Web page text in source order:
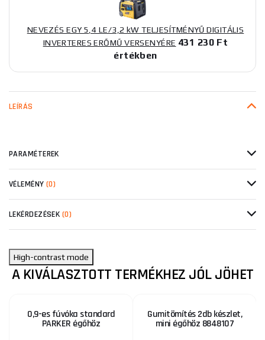
NEVEZÉS EGY 5,4 LE/3,2 kW TELJESÍTMÉNYŰ DIGITÁLIS
INVERTERES ERŐMŰ VERSENYÉRE 431 230 Ft
értékben
LEÍRÁS
PARAMÉTEREK
VÉLEMÉNY (0)
LEKÉRDEZÉSEK (0)
High-contrast mode
A KIVÁLASZTOTT TERMÉKHEZ JÓL JÖHET
0,9-es fúvóka standard
PARKER égőhöz
Gumitömítés 2db készlet,
mini égőhöz 8848107